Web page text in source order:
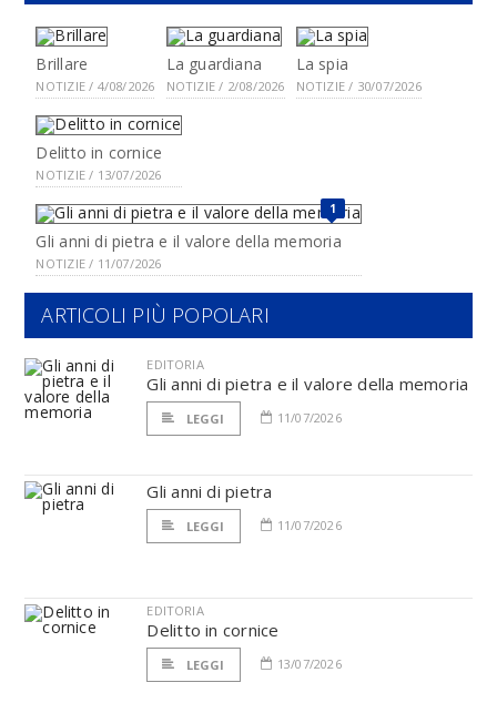
Brillare
NOTIZIE / 4/08/2026
La guardiana
NOTIZIE / 2/08/2026
La spia
NOTIZIE / 30/07/2026
Delitto in cornice
NOTIZIE / 13/07/2026
1
Gli anni di pietra e il valore della memoria
NOTIZIE / 11/07/2026
ARTICOLI PIÙ POPOLARI
EDITORIA
Gli anni di pietra e il valore della memoria
LEGGI 11/07/2026
Gli anni di pietra
LEGGI 11/07/2026
EDITORIA
Delitto in cornice
LEGGI 13/07/2026